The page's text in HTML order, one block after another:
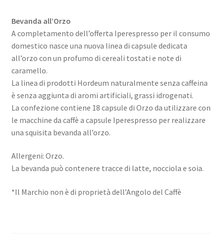
Bevanda all’Orzo
A completamento dell’offerta Iperespresso per il consumo
domestico nasce una nuova linea di capsule dedicata
all’orzo con un profumo di cereali tostati e note di
caramello.
La linea di prodotti Hordeum naturalmente senza caffeina
è senza aggiunta di aromi artificiali, grassi idrogenati.
La confezione contiene 18 capsule di Orzo da utilizzare con
le macchine da caffè a capsule Iperespresso per realizzare
una squisita bevanda all’orzo.
Allergeni: Orzo.
La bevanda può contenere tracce di latte, nocciola e soia.
*Il Marchio non è di proprietà dell’Angolo del Caffè